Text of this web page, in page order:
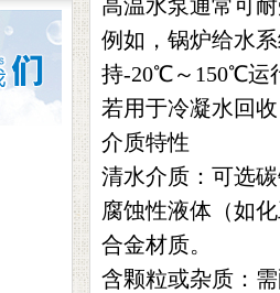
高温水泵通常可
例如，锅炉给水
持-20℃～150℃运
若用于冷凝水回
介质特性‌
清水介质‌：可选
腐蚀性液体‌（如
合金材质。
含颗粒或杂质‌：